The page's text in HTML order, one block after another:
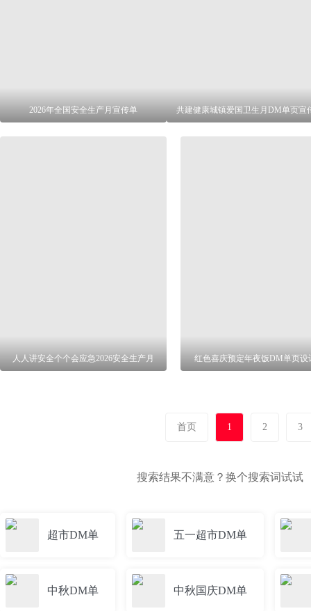
2026年全国安全生产月宣传单 共建健康城镇爱国卫生月DM单页宣
人人讲安全个个会应急2026安全生产月 红色喜庆预定年夜饭DM单页设
首页 1 2 3
搜索结果不满意？换个搜索词试试
超市DM单 五一超市DM单
中秋DM单 中秋国庆DM单